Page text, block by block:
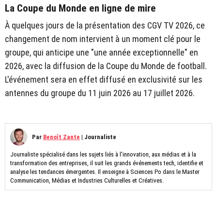
La Coupe du Monde en ligne de mire
À quelques jours de la présentation des CGV TV 2026, ce
changement de nom intervient à un moment clé pour le
groupe, qui anticipe une "une année exceptionnelle" en
2026, avec la diffusion de la Coupe du Monde de football.
L'événement sera en effet diffusé en exclusivité sur les
antennes du groupe du 11 juin 2026 au 17 juillet 2026.
Par Benoît Zante | Journaliste
Journaliste spécialisé dans les sujets liés à l'innovation, aux médias et à la
transformation des entreprises, il suit les grands événements tech, identifie et
analyse les tendances émergentes. Il enseigne à Sciences Po dans le Master
Communication, Médias et Industries Culturelles et Créatives.